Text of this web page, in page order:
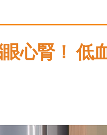
心腎！ 低